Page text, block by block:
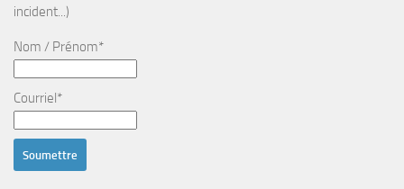
incident...)
Nom / Prénom*
Courriel*